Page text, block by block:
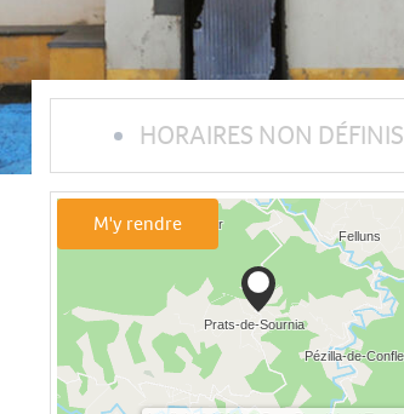
HORAIRES NON DÉFINIS
M'y rendre